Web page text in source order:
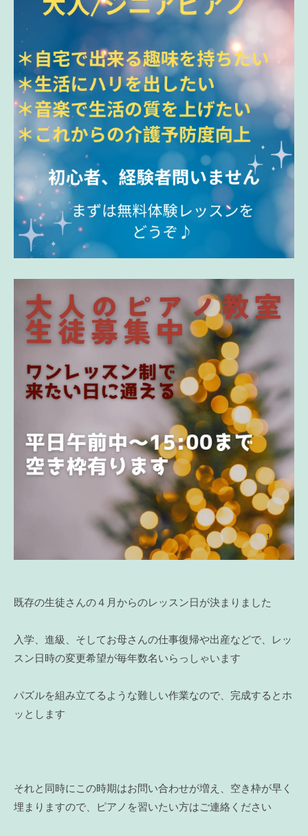
既存の生徒さんの４月からのレッスン日が決まりました
入学、進級、そしてお母さんの仕事復帰や出産などで、レッ
スン日時の変更希望が毎年数名いらっしゃいます
パズルを組み立てるような難しい作業なので、完成するとホ
ッとします
それと同時にこの時期はお問い合わせが増え、空き枠が早く
埋まりますので、ピアノを習いたい方はご連絡ください